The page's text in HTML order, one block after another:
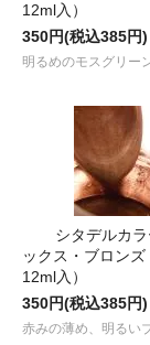
12ml入）
350円(税込385円)
明るめのモスグリー
シタデルカ
ックス・ブロン
12ml入）
350円(税込385円)
赤みの薄め、明るい